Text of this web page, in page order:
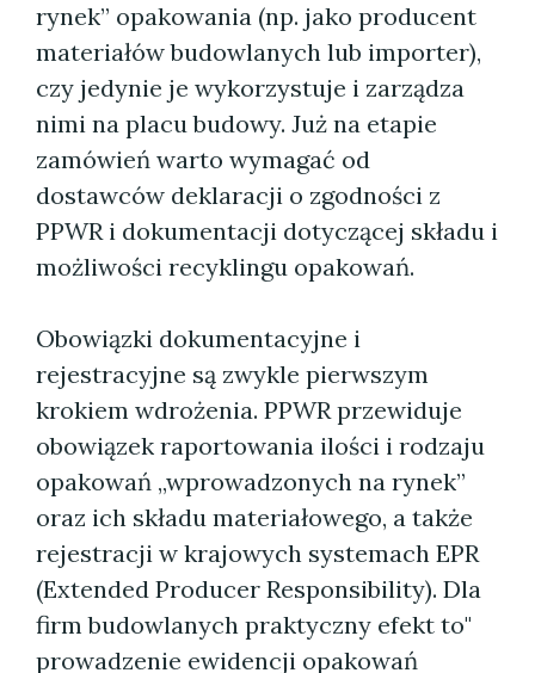
rynek” opakowania (np. jako producent
materiałów budowlanych lub importer),
czy jedynie je wykorzystuje i zarządza
nimi na placu budowy. Już na etapie
zamówień warto wymagać od
dostawców deklaracji o zgodności z
PPWR i dokumentacji dotyczącej składu i
możliwości recyklingu opakowań.
Obowiązki dokumentacyjne i
rejestracyjne są zwykle pierwszym
krokiem wdrożenia. PPWR przewiduje
obowiązek raportowania ilości i rodzaju
opakowań „wprowadzonych na rynek”
oraz ich składu materiałowego, a także
rejestracji w krajowych systemach EPR
(Extended Producer Responsibility). Dla
firm budowlanych praktyczny efekt to"
prowadzenie ewidencji opakowań